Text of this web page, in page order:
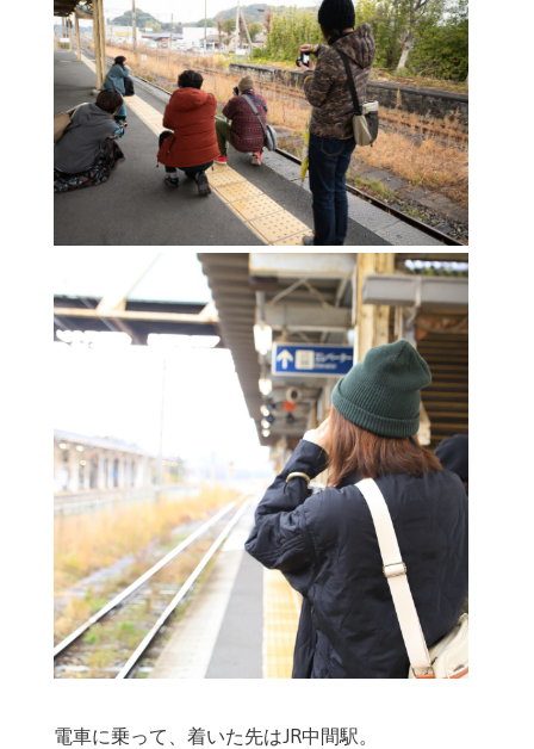
電車に乗って、着いた先はJR中間駅。